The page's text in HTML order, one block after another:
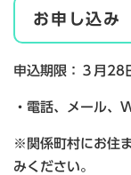
お申し込み
申込期限：３月
・電話、メール、
※関係町村にお住
みください。